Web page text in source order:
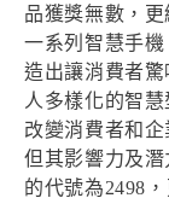
品獲獎無數，
一系列智慧手
造出讓消費者
人多樣化的智
改變消費者和
但其影響力及
的代號為2498